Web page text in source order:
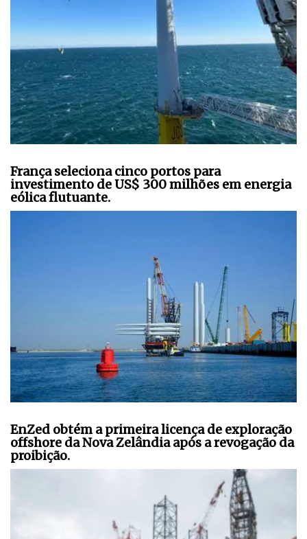
França seleciona cinco portos para
investimento de US$ 300 milhões em energia
eólica flutuante.
EnZed obtém a primeira licença de exploração
offshore da Nova Zelândia após a revogação da
proibição.